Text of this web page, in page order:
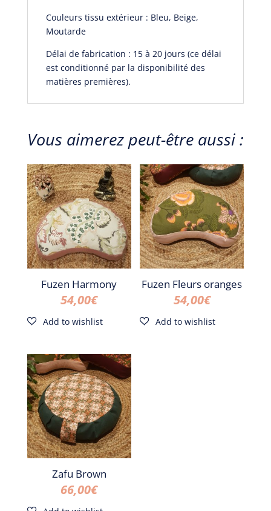
Couleurs tissu extérieur : Bleu, Beige,
Moutarde
Délai de fabrication : 15 à 20 jours (ce délai
est conditionné par la disponibilité des
matières premières).
Vous aimerez peut-être aussi :
Fuzen Harmony
54,00€
Fuzen Fleurs oranges
54,00€
Zafu Brown
66,00€